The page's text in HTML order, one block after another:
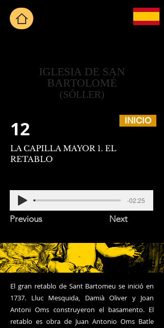
IGLESIA DE SAN
BARTOLOMÉ
(SÓLLER)
12 INICIO
LA CAPILLA MAYOR 1. EL
RETABLO
-02:25
Previous Next
El gran retablo de Sant Bartomeu se inició en
1737. Lluc Mesquida, Damià Oliver y Joan
Antoni Oms construyeron el basamento. El
retablo es obra de Juan Antonio Oms Batle